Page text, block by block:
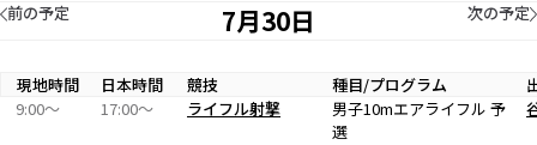
7月30日
前の予定 次の予定
現地時間 日本時間 競技 種目/プログラム
9:00〜
17:00〜 ライフル射撃
男子10mエアライフル 予
選